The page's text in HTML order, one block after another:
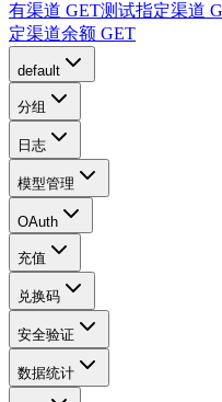
有渠道 GET测试指定渠道
定渠道余额 GET
default
分组
日志
模型管理
OAuth
充值
兑换码
安全验证
数据统计